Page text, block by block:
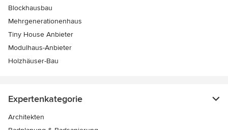
Blockhausbau
Mehrgenerationenhaus
Tiny House Anbieter
Modulhaus-Anbieter
Holzhäuser-Bau
Expertenkategorie
Architekten